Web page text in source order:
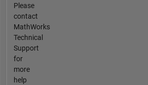
Please
contact
MathWorks
Technical
Support
for
more
help